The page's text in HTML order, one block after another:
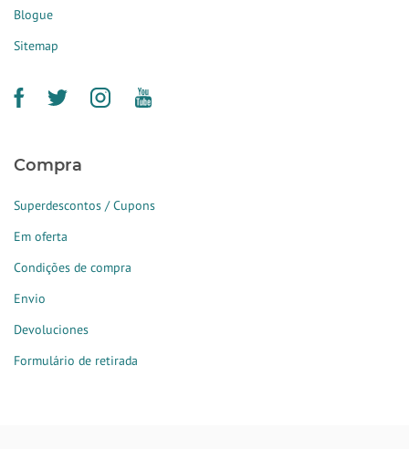
Blogue
Sitemap
Compra
Superdescontos / Cupons
Em oferta
Condições de compra
Envio
Devoluciones
Formulário de retirada